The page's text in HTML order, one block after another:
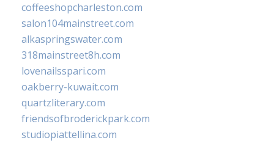
coffeeshopcharleston.com
salon104mainstreet.com
alkaspringswater.com
318mainstreet8h.com
lovenailsspari.com
oakberry-kuwait.com
quartzliterary.com
friendsofbroderickpark.com
studiopiattellina.com